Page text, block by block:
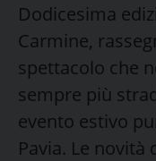
Dodicesima
Carmine,
spettacolo che
sempre più
evento estivo
Pavia. Le novità